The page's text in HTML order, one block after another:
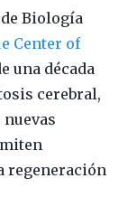
Biología
Center of
una década
cerebral,
regeneración